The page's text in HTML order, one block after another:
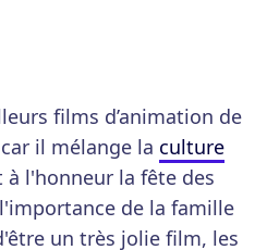
films d’animation de
il mélange la culture
l'honneur la fête des
de la famille
un très jolie film, les